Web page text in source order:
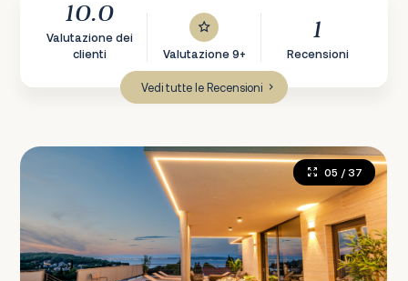
10.0
Valutazione dei
clienti
Valutazione 9+
1
Recensioni
Vedi tutte le Recensioni
05 / 37